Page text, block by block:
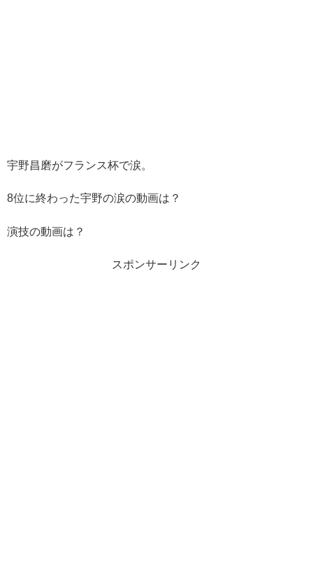
宇野昌磨がフランス杯で涙。
8位に終わった宇野の涙の動画は？
演技の動画は？
スポンサーリンク